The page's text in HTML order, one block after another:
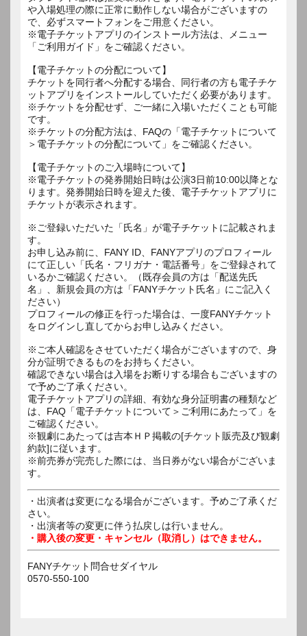
や入場処理の際に正常に動作しない場合がございますの
で、必ずスマートフォンをご用意ください。
※電子チケットアプリのインストール方法は、メニュー
「ご利用ガイド」をご確認ください。
【電子チケットの分配について】
チケットを同行者へ分配する場合、同行者の方も電子チケ
ットアプリをインストールしていただく必要があります。
※チケットを分配せず、ご一緒に入場いただくことも可能
です。
※チケットの分配方法は、FAQの「電子チケットについて
＞電子チケットの分配について」をご確認ください。
【電子チケットのご入場時について】
※電子チケットの発券開始日時は公演3日前10:00以降とな
ります。発券開始日時を迎えた後、電子チケットアプリに
チケットが表示されます。
※ご登録いただいた「氏名」が電子チケットに記載されま
す。
お申し込み前に、FANY ID、FANYアプリのプロフィール
にて正しい「氏名・フリガナ・電話番号」をご登録されて
いるかご確認ください。（既存会員の方は「配送先氏
名」、新規会員の方は「FANYチケット氏名」にご記入く
ださい）
プロフィールの修正を行った場合は、一度FANYチケット
をログインし直してからお申し込みください。
※ご本人確認をさせていただく場合がございますので、身
分が証明できるものをお持ちください。
確認できない場合は入場をお断りする場合もございますの
で予めご了承ください。
電子チケットアプリの詳細、有効な身分証明書の種類など
は、FAQ「電子チケットについて＞ご利用にあたって」を
ご確認ください。
※観劇にあたっては吉本ＨＰ掲載の[チケット販売及び観劇
約款]に従います。
※前売券が完売した際には、当日券がない場合がございま
す。
・出演者は変更になる場合がございます。予めご了承くだ
さい。
・出演者等の変更に伴う払戻しは行いません。
・購入後の変更・キャンセル（取消し）はできません。
FANYチケット問合せダイヤル
0570-550-100